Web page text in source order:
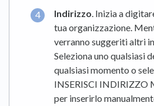
Indirizzo . Inizia a
tua organizzazione.
verranno suggeriti altri
Seleziona uno qualsiasi
qualsiasi momento o
INSERISCI
per inserirlo